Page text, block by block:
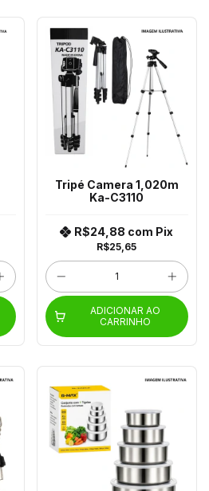
Tripé Camera 1,020m
Ka-C3110
R$25,65
R$24,88 com Pix
ADICIONAR AO
CARRINHO